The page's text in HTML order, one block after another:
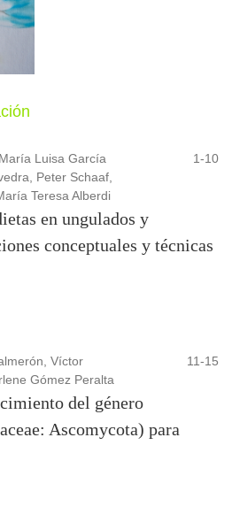
Luisa García
Peter Schaaf,
Teresa Alberdi
1-10
en ungulados y
conceptuales y técnicas
Víctor
Gómez Peralta
11-15
del género
Ascomycota) para